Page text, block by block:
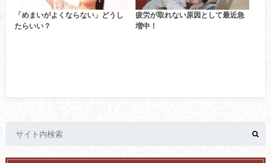
「めまいがよくならない」どうし
たらいい？
疲労が取れない原因として最近急
増中！